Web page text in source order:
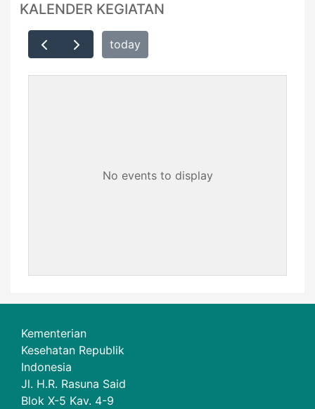
KALENDER KEGIATAN
today
No events to display
Kementerian
Kesehatan Republik
Indonesia
Jl. H.R. Rasuna Said
Blok X-5 Kav. 4-9